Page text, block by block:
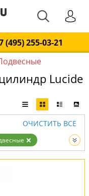
(495) 255-03-21
Lucide
ОЧИСТИТЬ ВСЕ